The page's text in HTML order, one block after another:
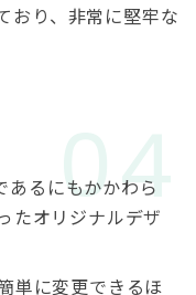
おり、非常に堅牢な
るにもかかわら
たオリジナルデザ
単に変更できるほ
04